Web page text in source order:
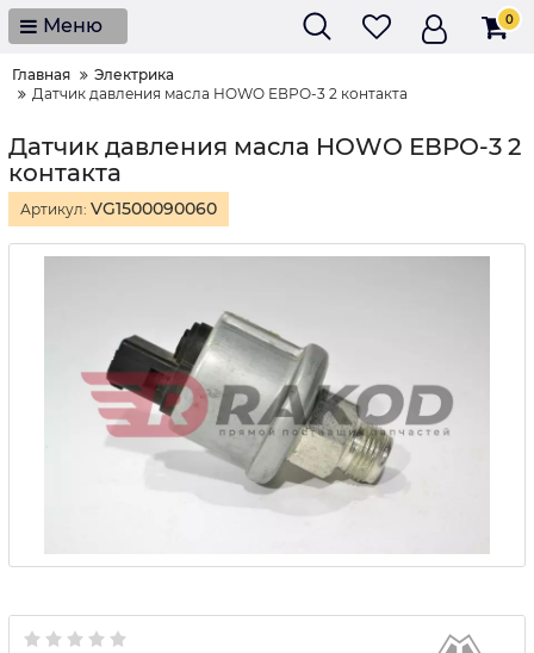
Меню 0
Главная
Электрика
Датчик давления масла HOWO ЕВРО-3 2 контакта
Датчик давления масла HOWO ЕВРО-3 2
контакта
Артикул: VG1500090060